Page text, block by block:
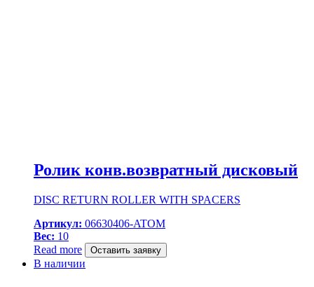
Ролик конв.возвратный дисковый
DISC RETURN ROLLER WITH SPACERS
Артикул: 06630406-ATOM
Вес: 10
Read more
Оставить заявку
В наличии